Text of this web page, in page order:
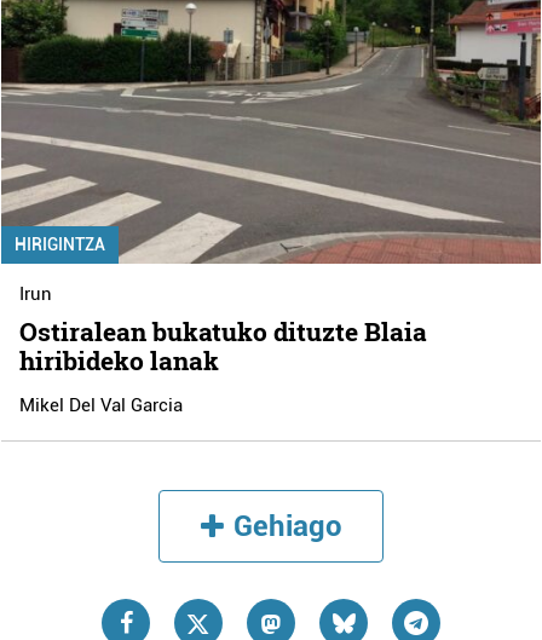
HIRIGINTZA
Irun
Ostiralean bukatuko dituzte Blaia
hiribideko lanak
Mikel Del Val Garcia
Gehiago